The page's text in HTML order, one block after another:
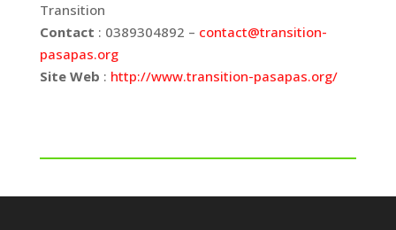
Transition
Contact : 0389304892 – contact@transition-
pasapas.org
Site Web : http://www.transition-pasapas.org/